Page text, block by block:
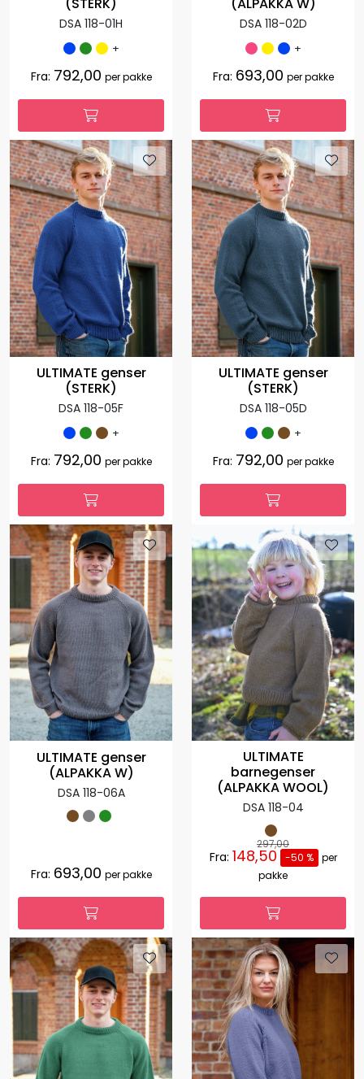
DSA 118-01H
+
Fra: 792,00 per pakke
DSA 118-02D
+
Fra: 693,00 per pakke
ULTIMATE genser
(STERK)
DSA 118-05F
+
Fra: 792,00 per pakke
ULTIMATE genser
(STERK)
DSA 118-05D
+
Fra: 792,00 per pakke
ULTIMATE genser
(ALPAKKA W)
DSA 118-06A
Fra: 693,00 per pakke
ULTIMATE
barnegenser
(ALPAKKA WOOL)
DSA 118-04
297,00
Fra: 148,50 -50 %
per
pakke